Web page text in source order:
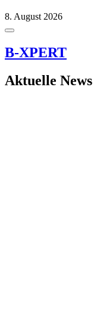
8. August 2026
B-XPERT
Aktuelle News